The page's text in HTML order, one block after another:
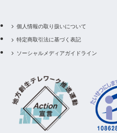
個人情報の取り扱いについて
特定商取引法に基づく表記
ソーシャルメディアガイドライン